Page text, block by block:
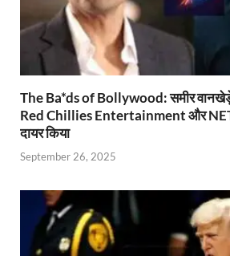
The Ba*ds of Bollywood: समीर
Red Chillies Entertainment और
दायर किया
September 26, 2025